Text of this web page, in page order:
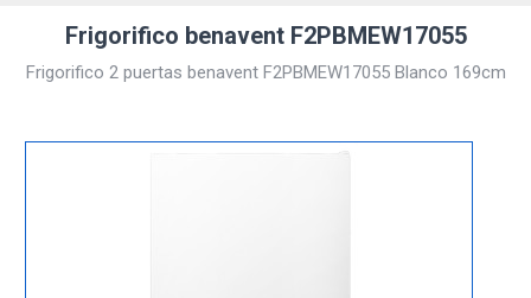
Frigorifico benavent F2PBMEW17055
Frigorifico 2 puertas benavent F2PBMEW17055 Blanco 169cm